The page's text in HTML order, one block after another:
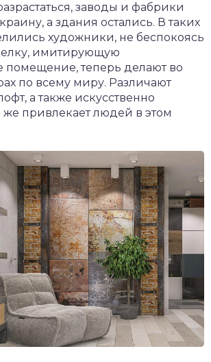
заводы и фабрики
а здания остались. В таких
художники, не беспокоясь
имитирующую
теперь делают во
по всему миру. Различают
а также искусственно
же привлекает людей в этом